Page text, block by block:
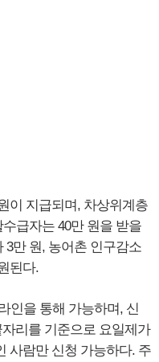
이 지급되며, 차상위계층
급자는 40만 원을 받을
3만 원, 농어촌 인구감소
된다.
인을 통해 가능하며, 신
리를 기준으로 요일제가
사람만 신청 가능하다. 주